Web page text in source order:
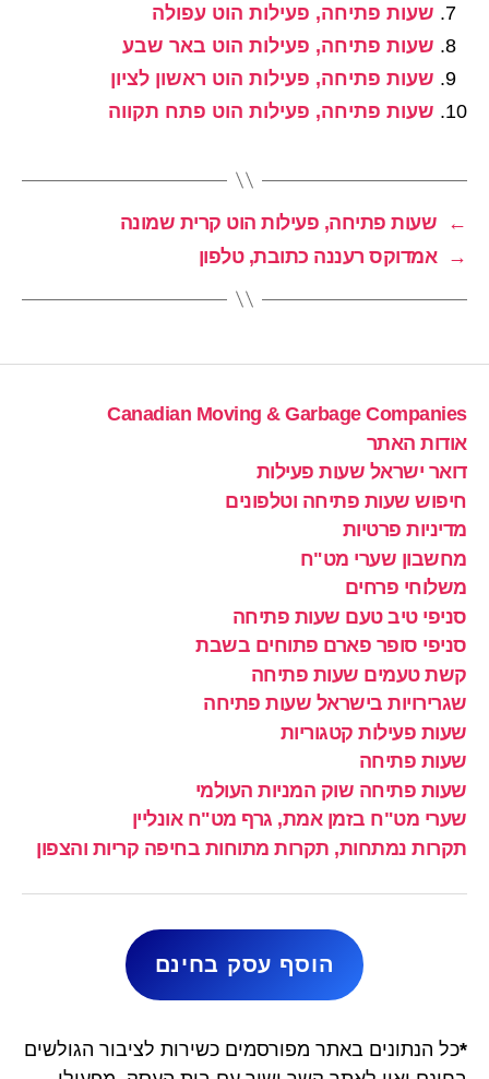
שעות פתיחה, פעילות הוט עפולה
שעות פתיחה, פעילות הוט באר שבע
שעות פתיחה, פעילות הוט ראשון לציון
שעות פתיחה, פעילות הוט פתח תקווה
←
שעות פתיחה, פעילות הוט קרית שמונה
→
אמדוקס רעננה כתובת, טלפון
Canadian Moving & Garbage Companies
אודות האתר
דואר ישראל שעות פעילות
חיפוש שעות פתיחה וטלפונים
מדיניות פרטיות
מחשבון שערי מט"ח
משלוחי פרחים
סניפי טיב טעם שעות פתיחה
סניפי סופר פארם פתוחים בשבת
קשת טעמים שעות פתיחה
שגרירויות בישראל שעות פתיחה
שעות פעילות קטגוריות
שעות פתיחה
שעות פתיחה שוק המניות העולמי
שערי מט"ח בזמן אמת, גרף מט"ח אונליין
תקרות נמתחות, תקרות מתוחות בחיפה קריות והצפון
הוסף עסק בחינם
*כל הנתונים באתר מפורסמים כשירות לציבור הגולשים